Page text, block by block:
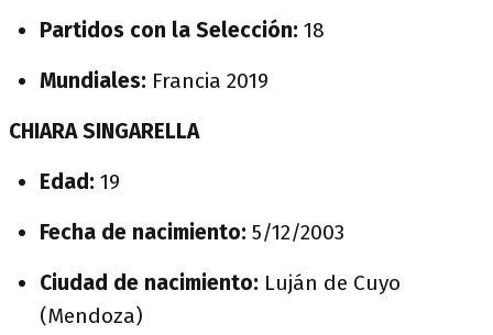
Partidos con la Selección: 18
Mundiales: Francia 2019
CHIARA SINGARELLA
Edad: 19
Fecha de nacimiento: 5/12/2003
Ciudad de nacimiento: Luján de Cuyo
(Mendoza)